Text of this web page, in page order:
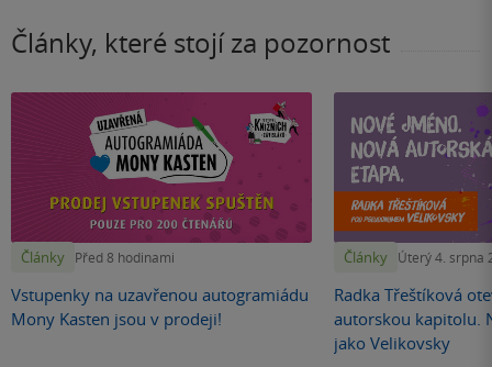
Články, které stojí za pozornost
Články Před 8 hodinami
Vstupenky na uzavřenou autogramiádu
Mony Kasten jsou v prodeji!
Články Úterý 4. srpna
Radka Třeštíková
autorskou kapitolu.
jako Velikovsky